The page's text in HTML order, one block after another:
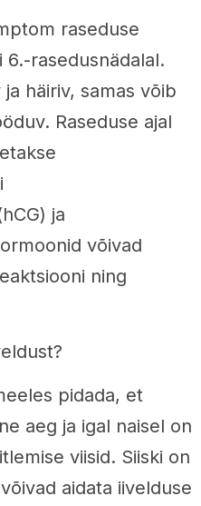
raseduse
rasedusnädalal.
häiriv, samas võib
Raseduse ajal
ja
võivad
ning
pidada, et
aeg ja igal naisel on
viisid. Siiski on
aidata iivelduse